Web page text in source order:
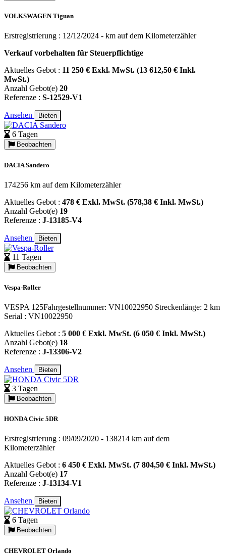
VOLKSWAGEN Tiguan
Erstregistrierung : 12/12/2024 - km auf dem Kilometerzähler
Verkauf vorbehalten für Steuerpflichtige
Aktuelles Gebot : 11 250 € Exkl. MwSt. (13 612,50 € Inkl.
MwSt.)
Anzahl Gebot(e) 20
Referenze : S-12529-V1
Ansehen Bieten
6 Tagen
Beobachten
DACIA Sandero
174256 km auf dem Kilometerzähler
Aktuelles Gebot : 478 € Exkl. MwSt. (578,38 € Inkl. MwSt.)
Anzahl Gebot(e) 19
Referenze : J-13185-V4
Ansehen Bieten
11 Tagen
Beobachten
Vespa-Roller
VESPA 125Fahrgestellnummer: VN10022950 Streckenlänge: 2 km
Serial : VN10022950
Aktuelles Gebot : 5 000 € Exkl. MwSt. (6 050 € Inkl. MwSt.)
Anzahl Gebot(e) 18
Referenze : J-13306-V2
Ansehen Bieten
3 Tagen
Beobachten
HONDA Civic 5DR
Erstregistrierung : 09/09/2020 - 138214 km auf dem
Kilometerzähler
Aktuelles Gebot : 6 450 € Exkl. MwSt. (7 804,50 € Inkl. MwSt.)
Anzahl Gebot(e) 17
Referenze : J-13134-V1
Ansehen Bieten
6 Tagen
Beobachten
CHEVROLET Orlando